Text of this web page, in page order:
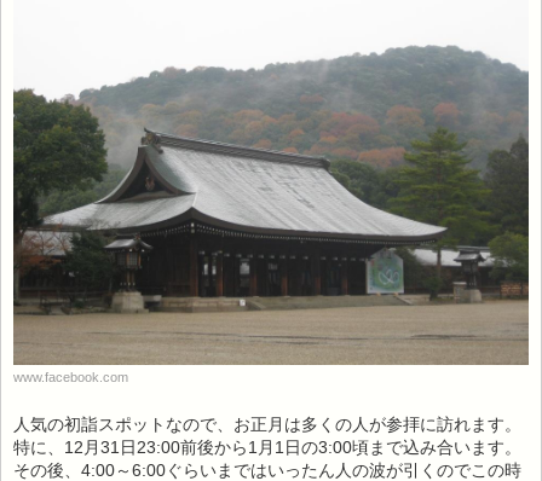
www.facebook.com
人気の初詣スポットなので、お正月は多くの人が参拝に訪れます。
特に、12月31日23:00前後から1月1日の3:00頃まで込み合います。
その後、4:00～6:00ぐらいまではいったん人の波が引くのでこの時